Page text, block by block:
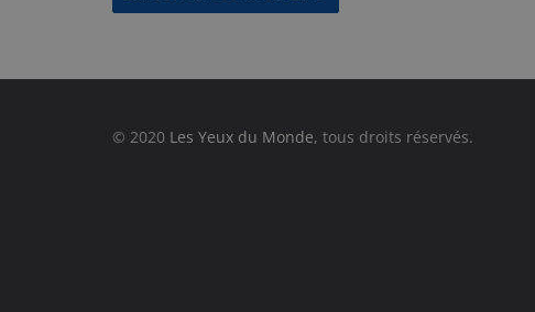
© 2020 Les Yeux du Monde, tous droits réservés.